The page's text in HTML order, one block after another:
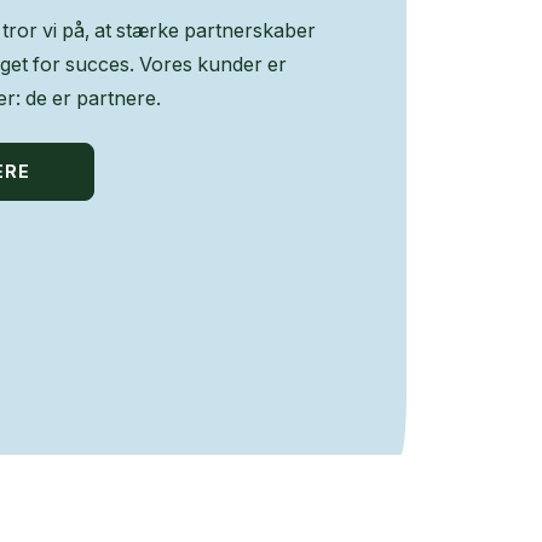
vi på, at stærke partnerskaber
for succes. Vores kunder er
de er partnere.